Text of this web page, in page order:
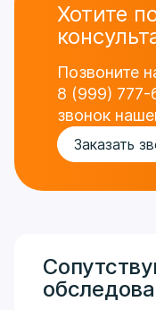
Заказать
Хотите
Позвоните
8 (999) 777-
звонок